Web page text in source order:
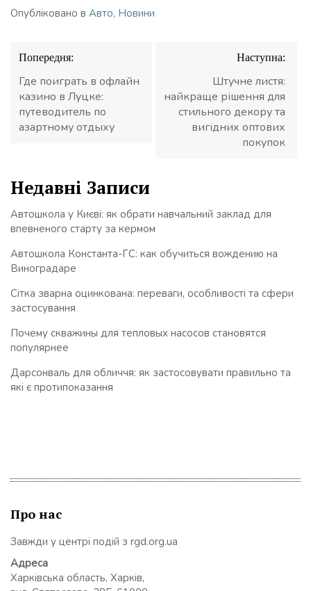
Опубліковано в Авто, Новини
Навігація
записів
Попередня:
Где поиграть в офлайн
казино в Луцке:
путеводитель по
азартному отдыху
Наступна:
Штучне листя:
найкраще рішення для
стильного декору та
вигідних оптових
покупок
Недавні Записи
Автошкола у Києві: як обрати навчальний заклад для
впевненого старту за кермом
Автошкола Константа-ГС: как обучиться вождению на
Виноградаре
Сітка зварна оцинкована: переваги, особливості та сфери
застосування
Почему скважины для тепловых насосов становятся
популярнее
Дарсонваль для обличчя: як застосовувати правильно та
які є протипоказання
Про нас
Завжди у центрі подій з rgd.org.ua
Адреса
Харківська область, Харків,